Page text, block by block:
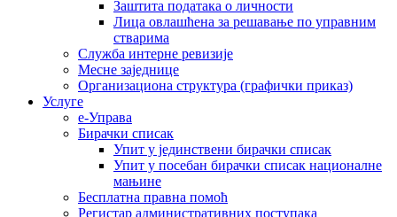
Заштита података о личности
Лица овлашћена за решавање по управним
стварима
Служба интерне ревизије
Месне заједнице
Организациона структура (графички приказ)
Услуге
е-Управа
Бирачки списак
Упит у јединствени бирачки списак
Упит у посебан бирачки списак националне
мањине
Бесплатна правна помоћ
Регистар административних поступака